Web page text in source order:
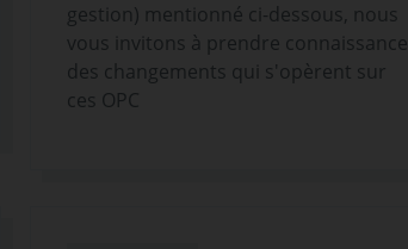
gestion) mentionné ci-dessous, nous
vous invitons à prendre connaissance
des changements qui s'opèrent sur
ces OPC